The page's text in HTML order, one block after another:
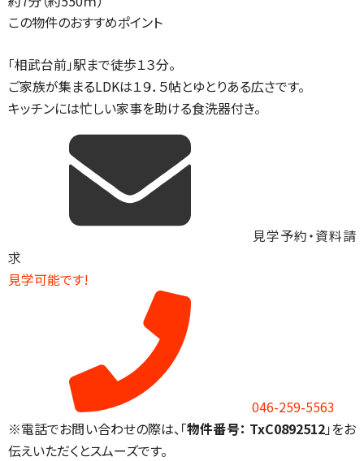
この物件のおすすめポイント
「相武台前」駅まで徒歩１３分。
ご家族が集まるLDKは１９．５帖とゆとりある広さです。
キッチンには忙しい家事を助ける食洗器付き。
見学予約・資料請
求
見学可能です!
046-259-5563
※電話でお問い合わせの際は、「物件番号： TxC0892512」をお
伝えいただくとスムーズです。